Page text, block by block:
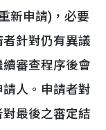
新申請)，必要
針對仍有異議
審查程序後會
人。申請者對
最後之審定結